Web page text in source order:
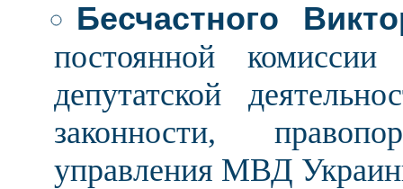
Бесчастного
постоянной
депутатской
законности,
управления МВД